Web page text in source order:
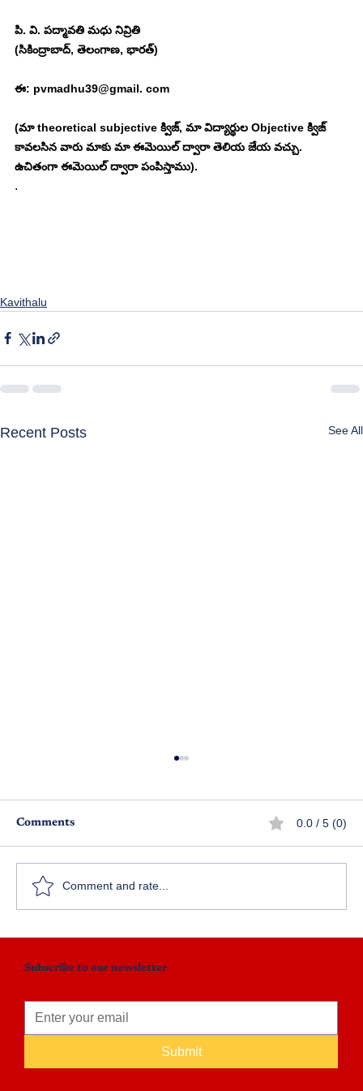
పి. వి. పద్మావతి మధు నివ్రితి
(సికింద్రాబాద్, తెలంగాణ, భారత్)
ఈ: pvmadhu39@gmail. com
(మా theoretical subjective క్విజ్, మా విద్యార్థుల Objective క్విజ్
కావలసిన వారు మాకు మా ఈమెయిల్ ద్వారా తెలియ జేయ వచ్చు.
ఉచితంగా ఈమెయిల్ ద్వారా పంపిస్తాము).
.
Kavithalu
Recent Posts See All
బాల్యపు మధుర స్మృతులు
Comments 0.0 / 5 (0)
Comment and rate...
Subscribe to our newsletter
Submit